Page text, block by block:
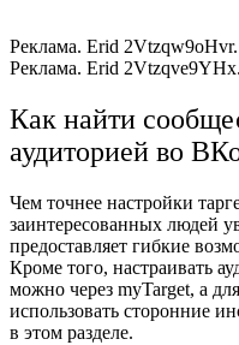
Реклама. Erid
Реклама. Erid
Как найти
аудиторией во
Чем точнее настройки
заинтересованных людей
предоставляет гибкие
Кроме того, настраивать
можно через myTarget, а
использовать сторонние
в этом разделе.